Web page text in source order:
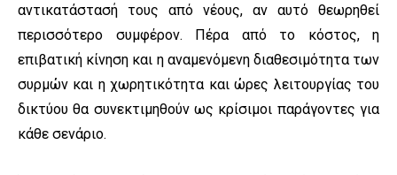
αντικατάστασή τους από νέους, αν αυτό θεωρηθεί
περισσότερο συμφέρον. Πέρα από το κόστος, η
επιβατική κίνηση και η αναμενόμενη διαθεσιμότητα των
συρμών και η χωρητικότητα και ώρες λειτουργίας του
δικτύου θα συνεκτιμηθούν ως κρίσιμοι παράγοντες για
κάθε σενάριο.